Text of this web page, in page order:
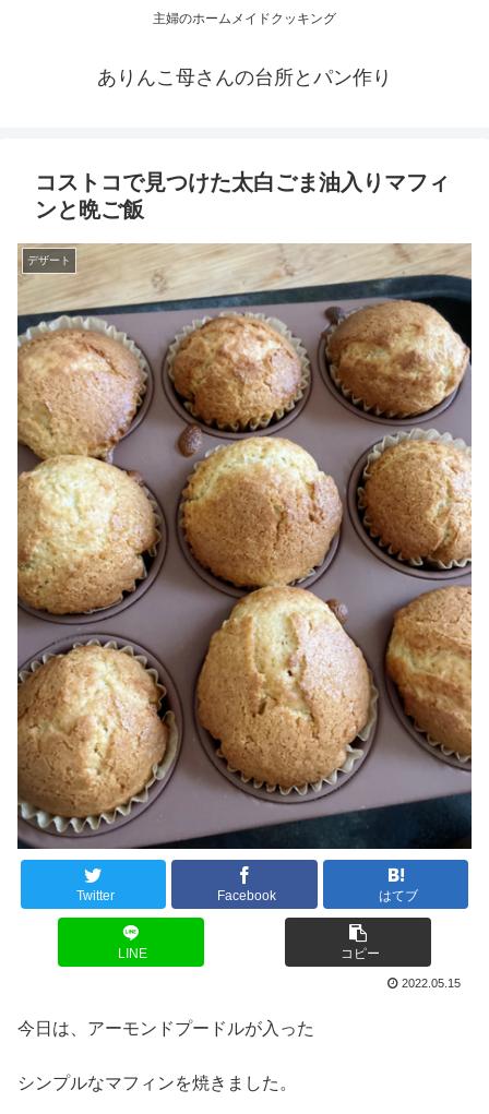
主婦のホームメイドクッキング
ありんこ母さんの台所とパン作り
コストコで見つけた太白ごま油入りマフィ
ンと晩ご飯
デザート
Twitter Facebook はてブ
LINE コピー
2022.05.15
今日は、アーモンドプードルが入った
シンプルなマフィンを焼きました。